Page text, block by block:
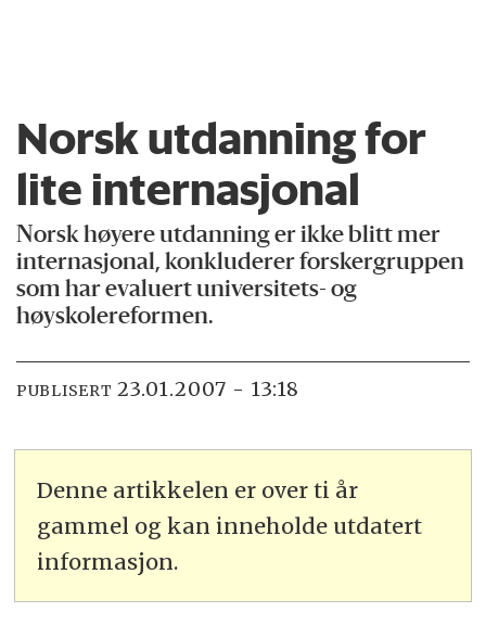
Norsk utdanning for
lite internasjonal
Norsk høyere utdanning er ikke blitt mer
internasjonal, konkluderer forskergruppen
som har evaluert universitets- og
høyskolereformen.
PUBLISERT 23.01.2007 - 13:18
Denne artikkelen er over ti år
gammel og kan inneholde utdatert
informasjon.